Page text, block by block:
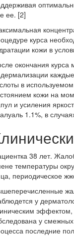
ее. [2]
курса
кожи в
окончания
в
кожи на
и усиления
1.1%, в
38 лет.
температуры
периодическое
у
у
последние